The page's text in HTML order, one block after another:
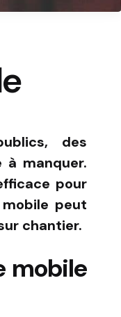
des
à manquer.
pour
peut
chantier.
mobile